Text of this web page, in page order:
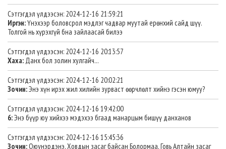
Сэтгэгдэл үлдээсэн: 2024-12-16 21:59:21
Иргэн:Үнэхээр боловсрол мэдлэг чадвар муутай ерөнхий сайд шүү.
Толгой нь хүрэхгүй бна зайлаасай билээ
Сэтгэгдэл үлдээсэн: 2024-12-16 20:13:57
Хаха: Данх бол золин хулгайч...
Сэтгэгдэл үлдээсэн: 2024-12-16 20:02:21
Зочин:Энэ хүн ирэх жил хилийн зурваст өөрчлөлт хийнэ гэсэн юмуу?
Сэтгэгдэл үлдээсэн: 2024-12-16 19:42:00
6:Энэ бүүр юу хийхээ мэдэхээ бгаад манарцым бишүү данханов
Сэтгэгдэл үлдээсэн: 2024-12-16 15:45:36
Зочин:Оюунэрдэнэ, Ховдын засаг байсан Болормаа, Говь Алтайн засаг